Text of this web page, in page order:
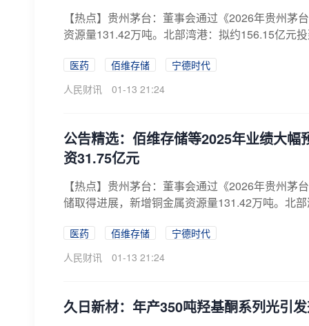
【热点】贵州茅台：董事会通过《2026年贵州
资源量131.42万吨。北部湾港：拟约156.15亿元
医药 佰维存储
宁德时代
人民财讯
01-13 21:24
公告精选：佰维存储等2025年业绩大
资31.75亿元
【热点】贵州茅台：董事会通过《2026年贵州
储取得进展，新增铜金属资源量131.42万吨。北
医药 佰维存储
宁德时代
人民财讯
01-13 21:24
久日新材：年产350吨羟基酮系列光引